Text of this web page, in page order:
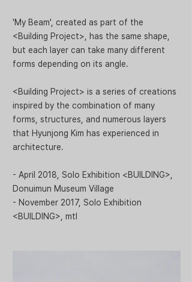
'My Beam', created as part of the
<Building Project>, has the same shape,
but each layer can take many different
forms depending on its angle.
<Building Project> is a series of creations
inspired by the combination of many
forms, structures, and numerous layers
that Hyunjong Kim has experienced in
architecture.
- April 2018, Solo Exhibition <BUILDING>,
Donuimun Museum Village
- November 2017, Solo Exhibition
<BUILDING>, mtl